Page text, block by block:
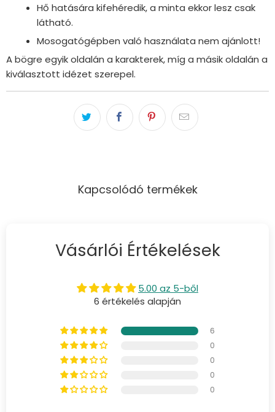
Hő hatására kifehéredik, a minta ekkor lesz csak
látható.
Mosogatógépben való használata nem ajánlott!
A bögre egyik oldalán a karakterek, míg a másik oldalán a
kiválasztott idézet szerepel.
Kapcsolódó termékek
Vásárlói Értékelések
5.00 az 5-ből
6 értékelés alapján
6
0
0
0
0